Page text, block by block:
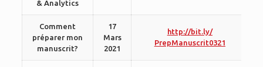
& Analytics
Comment
préparer mon
manuscrit?
17
Mars
2021
http://bit.ly/
PrepManuscrit0321